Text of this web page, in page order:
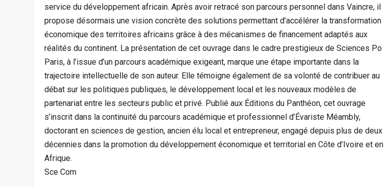
service du développement africain. Après avoir retracé son parcours personnel dans Vaincre, il
propose désormais une vision concrète des solutions permettant d’accélérer la transformation
économique des territoires africains grâce à des mécanismes de financement adaptés aux
réalités du continent. La présentation de cet ouvrage dans le cadre prestigieux de Sciences Po
Paris, à l’issue d’un parcours académique exigeant, marque une étape importante dans la
trajectoire intellectuelle de son auteur. Elle témoigne également de sa volonté de contribuer au
débat sur les politiques publiques, le développement local et les nouveaux modèles de
partenariat entre les secteurs public et privé. Publié aux Éditions du Panthéon, cet ouvrage
s’inscrit dans la continuité du parcours académique et professionnel d’Évariste Méambly,
doctorant en sciences de gestion, ancien élu local et entrepreneur, engagé depuis plus de deux
décennies dans la promotion du développement économique et territorial en Côte d’Ivoire et en
Afrique.
Sce Com